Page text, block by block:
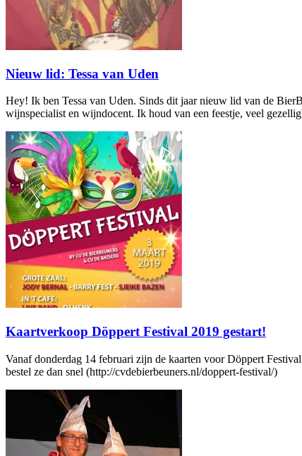
Nieuw lid: Tessa van Uden
Hey! Ik ben Tessa van Uden. Sinds dit jaar nieuw lid van de
wijnspecialist en wijndocent. Ik houd van een feestje, veel
Kaartverkoop Döppert Festival 2019 gestart!
Vanaf donderdag 14 februari zijn de kaarten voor Döppert
bestel ze dan snel (http://cvdebierbeuners.nl/doppert-festival/)